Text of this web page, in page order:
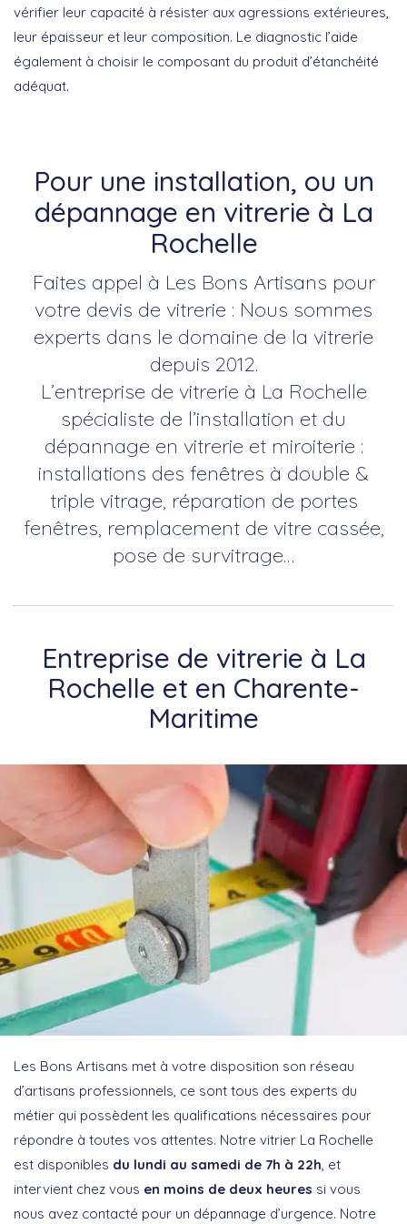
vérifier leur capacité à résister aux agressions extérieures,
leur épaisseur et leur composition. Le diagnostic l’aide
également à choisir le composant du produit d’étanchéité
adéquat.
Pour une installation, ou un
dépannage en vitrerie à La
Rochelle
Faites appel à Les Bons Artisans pour
votre devis de vitrerie : Nous sommes
experts dans le domaine de la vitrerie
depuis 2012.
L’entreprise de vitrerie à La Rochelle
spécialiste de l’installation et du
dépannage en vitrerie et miroiterie :
installations des fenêtres à double &
triple vitrage, réparation de portes
fenêtres, remplacement de vitre cassée,
pose de survitrage…
Entreprise de vitrerie à La
Rochelle et en Charente-
Maritime
Les Bons Artisans met à votre disposition son réseau
d’artisans professionnels, ce sont tous des experts du
métier qui possèdent les qualifications nécessaires pour
répondre à toutes vos attentes. Notre vitrier La Rochelle
est disponibles du lundi au samedi de 7h à 22h, et
intervient chez vous en moins de deux heures si vous
nous avez contacté pour un dépannage d’urgence. Notre